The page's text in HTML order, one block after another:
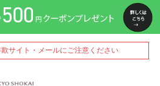
サイト・メールにご注意ください
ペー
ジト
ップ
へ